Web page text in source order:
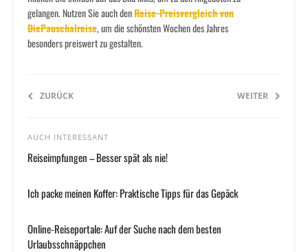
gelangen. Nutzen Sie auch denReise-Preisvergleich von
DiePauschalreise, um die schönsten Wochen des Jahres
besonders preiswert zu gestalten.
ZURÜCK WEITER
AUCH INTERESSANT
Reiseimpfungen – Besser spät als nie!
Ich packe meinen Koffer: Praktische Tipps für das Gepäck
Online-Reiseportale: Auf der Suche nach dem besten
Urlaubsschnäppchen